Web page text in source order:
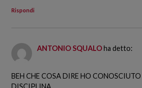
Rispondi
ANTONIO SQUALO ha detto:
BEH CHE COSA DIRE HO
DISCIPLINA